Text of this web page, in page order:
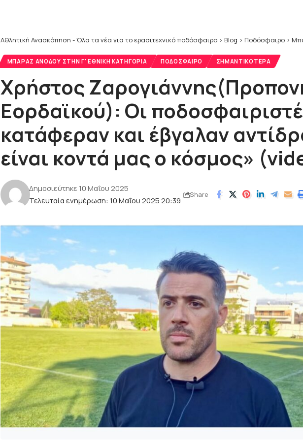
Αθλητική Ανασκόπηση - Όλα τα νέα για το ερασιτεχνικό ποδόσφαιρο > Blog > Ποδόσφαιρο >
MΠΑΡΑΖ ΑΝΌΔΟΥ ΣΤΗΝ Γ' ΕΘΝΙΚΉ ΚΑΤΗΓΟΡΊΑ ΠΟΔΌΣΦΑΙΡΟ ΣΗΜΑΝΤΙΚΌΤΕΡΑ
Xρήστος
Εορδαϊκού): Οι
κατάφεραν και έβγαλαν
είναι κοντά μας ο κόσμος»
Τελευταία ενημέρωση: 10 Μαΐου 2025 20:39
Δημοσιεύτηκε 10 Μαΐου 2025
Share